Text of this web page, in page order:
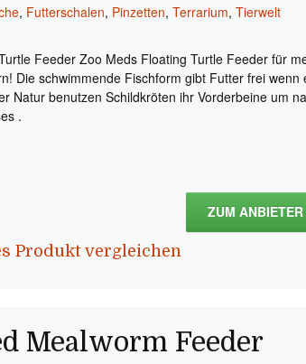
, Futterschalen, Pinzetten,Terrarium,Tierwelt
Feeder Zoo Meds Floating Turtle Feeder für
Die schwimmende Fischform gibt Futter frei wenn
Natur benutzen Schildkröten ihr Vorderbeine um
.
ZUM ANBIETER
Produkt vergleichen
Mealworm Feeder